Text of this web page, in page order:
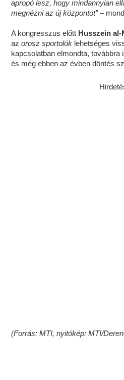
apropó lesz, hogy mindannyian
megnézni az új központot”–
A kongresszus előtt Husszein
azorosz sportolók lehetséges
kapcsolatban elmondta,
és még ebben az évben döntés
(Forrás: MTI, nyitókép: MTI/